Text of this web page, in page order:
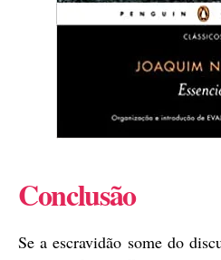
Conclusão
Se a escravidão some do